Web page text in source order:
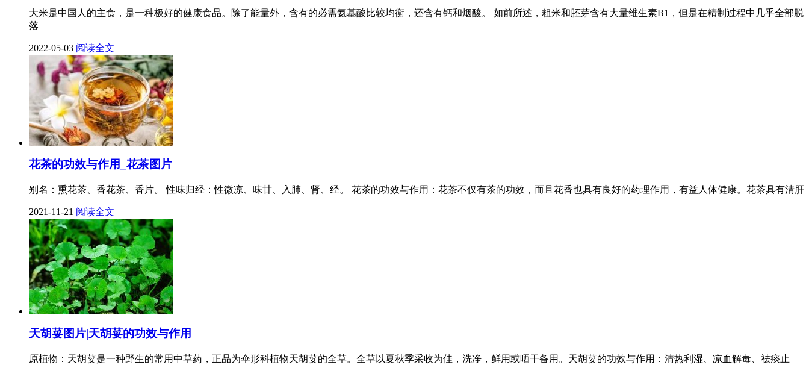
大米是中国人的主食，是一种极好的健康食品。除了能量外，含有的必需氨基酸比较均衡，还含有钙和烟酸。 如前所述，粗米和胚芽含有大量维生素B1，但是在精制过程中几乎全部脱
落
2022-05-03 阅读全文
花茶的功效与作用_花茶图片
别名：熏花茶、香花茶、香片。 性味归经：性微凉、味甘、入肺、肾、经。 花茶的功效与作用：花茶不仅有茶的功效，而且花香也具有良好的药理作用，有益人体健康。花茶具有清肝
2021-11-21 阅读全文
天胡荽图片|天胡荽的功效与作用
原植物：天胡荽是一种野生的常用中草药，正品为伞形科植物天胡荽的全草。全草以夏秋季采收为佳，洗净，鲜用或晒干备用。天胡荽的功效与作用：清热利湿、凉血解毒、祛痰止